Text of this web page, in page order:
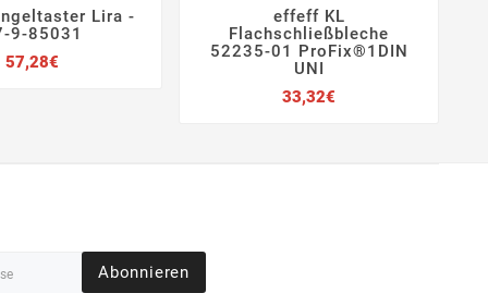

Lira -
9-85031
57,28€
   
effeff KL
Flachschließbleche
52235-01 ProFix®1DIN
UNI
33,32€
Abonnieren